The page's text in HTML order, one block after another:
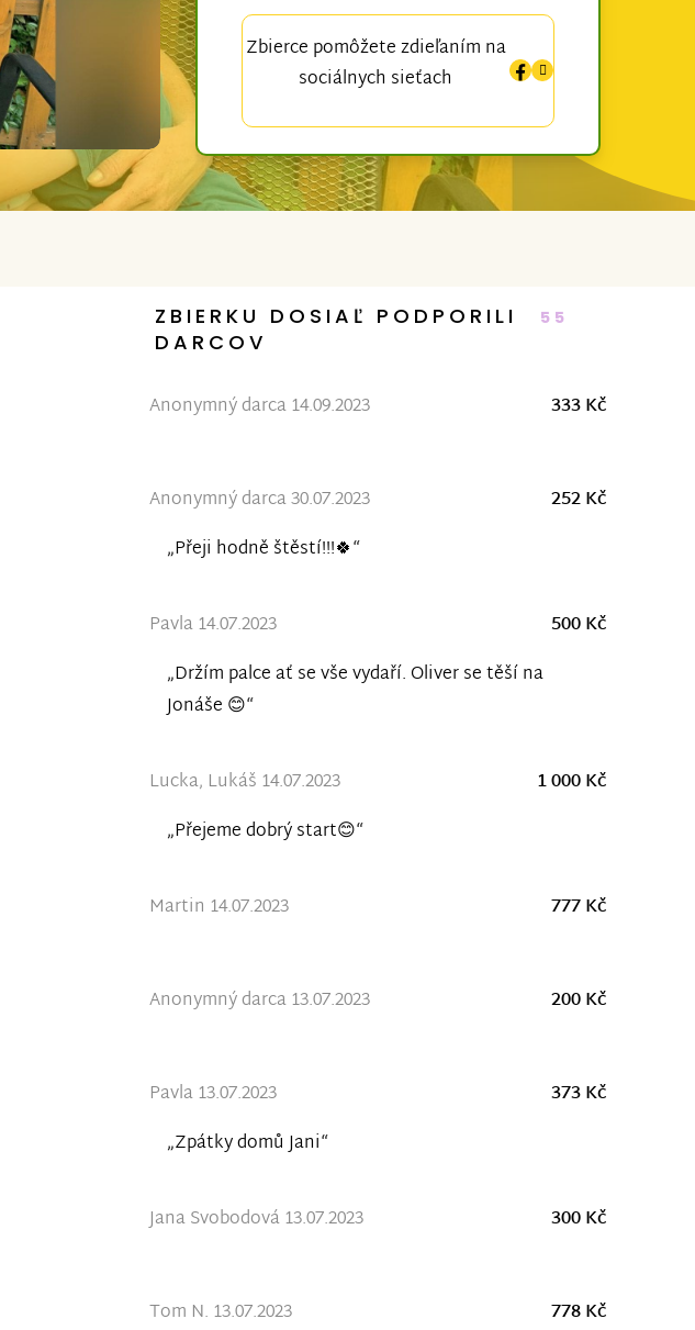
Zbierce pomôžete zdieľaním na
sociálnych sieťach
ZBIERKU DOSIAĽ PODPORILI 55
DARCOV
Anonymný darca 14.09.2023 333 Kč
Anonymný darca 30.07.2023
252 Kč
„Přeji hodně štěstí!!!🍀“
Pavla 14.07.2023
500 Kč
„Držím palce ať se vše vydaří. Oliver se těší na
Jonáše 😊“
Lucka, Lukáš 14.07.2023
1 000 Kč
„Přejeme dobrý start😊“
Martin 14.07.2023 777 Kč
Anonymný darca 13.07.2023 200 Kč
Pavla 13.07.2023
373 Kč
„Zpátky domů Jani“
Jana Svobodová 13.07.2023 300 Kč
Tom N. 13.07.2023
778 Kč